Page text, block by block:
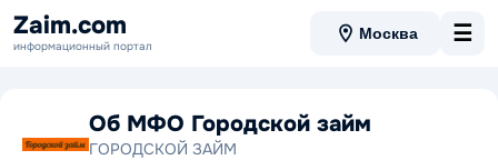
Zaim.com
информационный портал
Москва ☰
Об МФО Городской займ
ГОРОДСКОЙ ЗАЙМ